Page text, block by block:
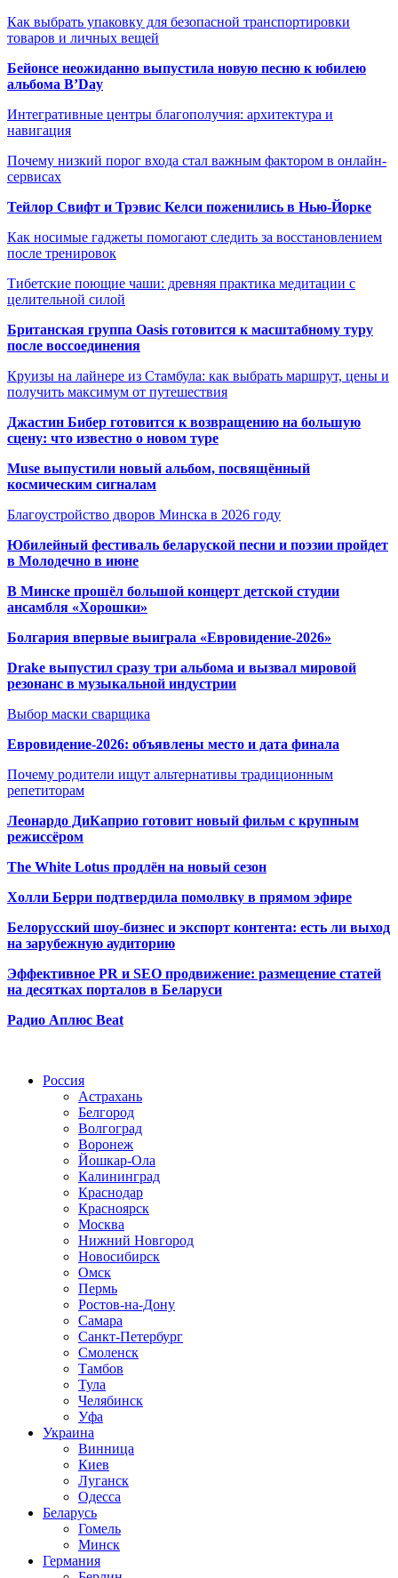
Как выбрать упаковку для безопасной транспортировки
товаров и личных вещей
Бейонсе неожиданно выпустила новую песню к юбилею
альбома B’Day
Интегративные центры благополучия: архитектура и
навигация
Почему низкий порог входа стал важным фактором в онлайн-
сервисах
Тейлор Свифт и Трэвис Келси поженились в Нью-Йорке
Как носимые гаджеты помогают следить за восстановлением
после тренировок
Тибетские поющие чаши: древняя практика медитации с
целительной силой
Британская группа Oasis готовится к масштабному туру
после воссоединения
Круизы на лайнере из Стамбула: как выбрать маршрут, цены и
получить максимум от путешествия
Джастин Бибер готовится к возвращению на большую
сцену: что известно о новом туре
Muse выпустили новый альбом, посвящённый
космическим сигналам
Благоустройство дворов Минска в 2026 году
Юбилейный фестиваль беларуской песни и поэзии пройдет
в Молодечно в июне
В Минске прошёл большой концерт детской студии
ансамбля «Хорошки»
Болгария впервые выиграла «Евровидение-2026»
Drake выпустил сразу три альбома и вызвал мировой
резонанс в музыкальной индустрии
Выбор маски сварщика
Евровидение-2026: объявлены место и дата финала
Почему родители ищут альтернативы традиционным
репетиторам
Леонардо ДиКаприо готовит новый фильм с крупным
режиссёром
The White Lotus продлён на новый сезон
Холли Берри подтвердила помолвку в прямом эфире
Белорусский шоу-бизнес и экспорт контента: есть ли выход
на зарубежную аудиторию
Эффективное PR и SEO продвижение: размещение статей
на десятках порталов в Беларуси
Радио Аплюс Beat
Россия
Астрахань
Белгород
Волгоград
Воронеж
Йошкар-Ола
Калининград
Краснодар
Красноярск
Москва
Нижний Новгород
Новосибирск
Омск
Пермь
Ростов-на-Дону
Самара
Санкт-Петербург
Смоленск
Тамбов
Тула
Челябинск
Уфа
Украина
Винница
Киев
Луганск
Одесса
Беларусь
Гомель
Минск
Германия